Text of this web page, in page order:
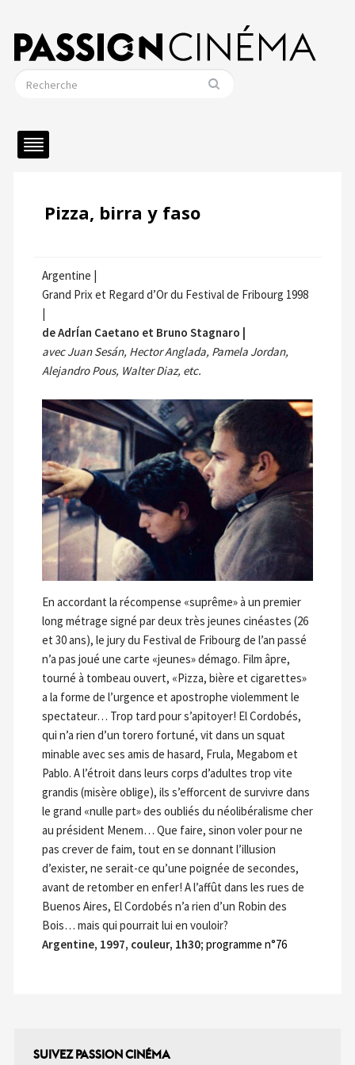
Pizza, birra y faso
Argentine |
Grand Prix et Regard d’Or du Festival de Fribourg 1998
de AdrÍan Caetano et Bruno Stagnaro |
avec Juan Sesán, Hector Anglada, Pamela Jordan,
Alejandro Pous, Walter Diaz, etc.
En accordant la récompense «suprême» à un premier
long métrage signé par deux très jeunes cinéastes (26
et 30 ans), le jury du Festival de Fribourg de l’an passé
n’a pas joué une carte «jeunes» démago. Film âpre,
tourné à tombeau ouvert, «Pizza, bière et cigarettes»
a la forme de l’urgence et apostrophe violemment le
spectateur… Trop tard pour s’apitoyer! El Cordobés,
qui n’a rien d’un torero fortuné, vit dans un squat
minable avec ses amis de hasard, Frula, Megabom et
Pablo. A l’étroit dans leurs corps d’adultes trop vite
grandis (misère oblige), ils s’efforcent de survivre dans
le grand «nulle part» des oubliés du néolibéralisme cher
au président Menem… Que faire, sinon voler pour ne
pas crever de faim, tout en se donnant l’illusion
d’exister, ne serait-ce qu’une poignée de secondes,
avant de retomber en enfer! A l’affût dans les rues de
Buenos Aires, El Cordobés n’a rien d’un Robin des
Bois… mais qui pourrait lui en vouloir?
Argentine, 1997, couleur, 1h30; programme n°76
SUIVEZ PASSION CINÉMA